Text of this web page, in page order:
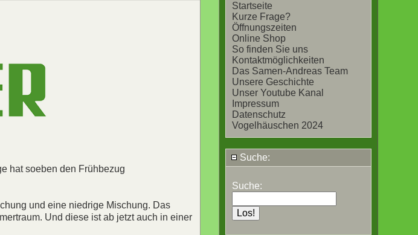
Startseite
Kurze Frage?
Öffnungszeiten
Online Shop
So finden Sie uns
Kontaktmöglichkeiten
Das Samen-Andreas Team
Unsere Geschichte
Unser Youtube Kanal
Impressum
Datenschutz
Vogelhäuschen 2024
Suche:
Suche:
hat soeben den Frühbezug
und eine niedrige Mischung. Das
Und diese ist ab jetzt auch in einer